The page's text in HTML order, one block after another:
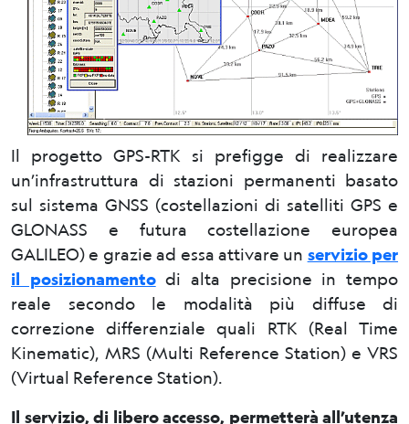
Il progetto GPS-RTK si prefigge di realizzare
un’infrastruttura di stazioni permanenti basato
sul sistema GNSS (costellazioni di satelliti GPS e
GLONASS e futura costellazione europea
GALILEO) e grazie ad essa attivare un servizio per
il posizionamentodi alta precisione in tempo
reale secondo le modalità più diffuse di
correzione differenziale quali RTK (Real Time
Kinematic), MRS (Multi Reference Station) e VRS
(Virtual Reference Station).
Il servizio, di libero accesso, permetterà all’utenza